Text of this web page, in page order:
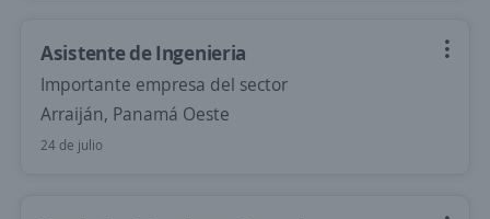
Asistente de Ingenieria
Importante empresa del sector
Arraiján, Panamá Oeste
24 de julio